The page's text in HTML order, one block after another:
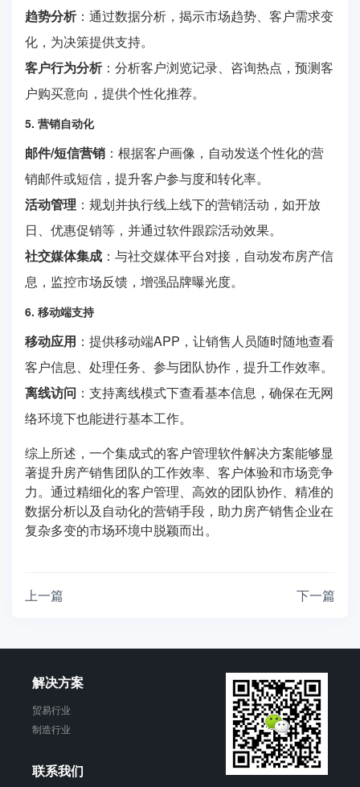
趋势分析：通过数据分析，揭示市场趋势、客户需求变
化，为决策提供支持。
客户行为分析：分析客户浏览记录、咨询热点，预测客
户购买意向，提供个性化推荐。
5. 营销自动化
邮件/短信营销 ：根据客户画像，自动发送个性化的营
销邮件或短信，提升客户参与度和转化率。
活动管理 ：规划并执行线上线下的营销活动，如开放
日、优惠促销等，并通过软件跟踪活动效果。
社交媒体集成 ：与社交媒体平台对接，自动发布房产信
息，监控市场反馈，增强品牌曝光度。
6. 移动端支持
移动应用 ：提供移动端APP，让销售人员随时随地查看
客户信息、处理任务、参与团队协作，提升工作效率。
离线访问 ：支持离线模式下查看基本信息，确保在无网
络环境下也能进行基本工作。
综上所述，一个集成式的客户管理软件解决方案能够显
著提升房产销售团队的工作效率、客户体验和市场竞争
力。通过精细化的客户管理、高效的团队协作、精准的
数据分析以及自动化的营销手段，助力房产销售企业在
复杂多变的市场环境中脱颖而出。
上一篇 下一篇
解决方案
贸易行业
制造行业
联系我们